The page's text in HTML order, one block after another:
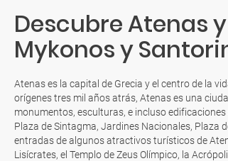
Descubre Atenas
Mykonos y
Atenas es la capital de Grecia y el centro de la
orígenes tres mil años atrás, Atenas es una
monumentos, esculturas, e incluso
Plaza de Sintagma, Jardines Nacionales, Plaza
entradas de algunos atractivos turísticos de
Lisícrates, el Templo de Zeus Olímpico, la